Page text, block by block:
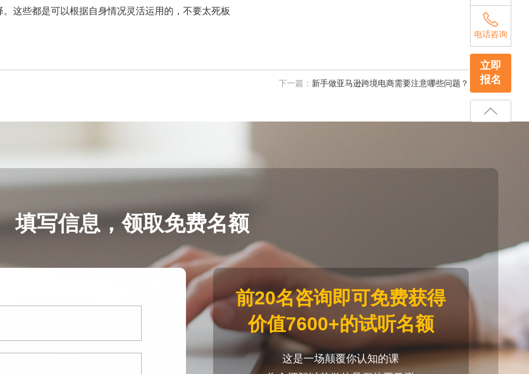
这些都是可以根据自身情况灵活运用的，不要太死板
下一篇： 新手做亚马逊跨境电商需要注意哪些问题？
填写信息，领取免费名额
前20名咨询即可免费获得
价值7600+的试听名额
这是一场颠覆你认知的课
电话咨询
立即
报名